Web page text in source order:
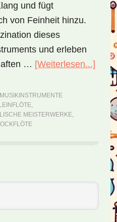
und fügt
von Feinheit hinzu.
dieses
und erleben
… [Weiterlesen...]
Töne
MUSIKINSTRUMENTE
,
MEISTERWERKE,